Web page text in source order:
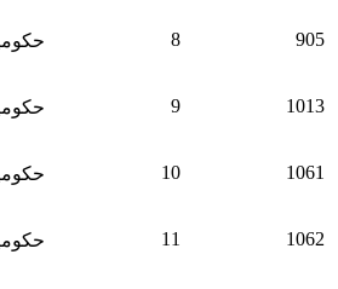
905
8
1013
9
1061
10
1062
11